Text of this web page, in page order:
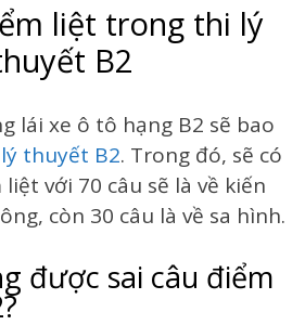
liệt trong thi lý
B2
lái xe ô tô hạng B2 sẽ bao
thuyết B2. Trong đó, sẽ có
với 70 câu sẽ là về kiến
còn 30 câu là về sa hình.
được sai câu điểm